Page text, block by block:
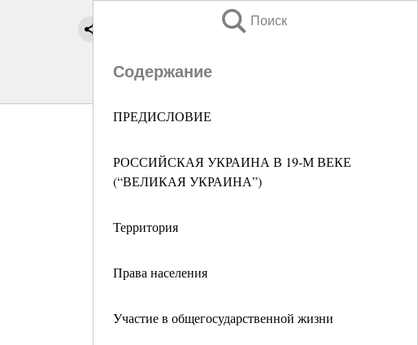
Поиск
Содержание
ПРЕДИСЛОВИЕ
РОССИЙСКАЯ УКРАИНА В 19-М ВЕКЕ
(“ВЕЛИКАЯ УКРАИНА”)
Территория
Права населения
Участие в общегосударственной жизни